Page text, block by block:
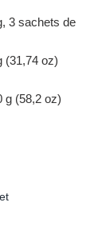
3 sachets de
(31,74 oz)
g (58,2 oz)